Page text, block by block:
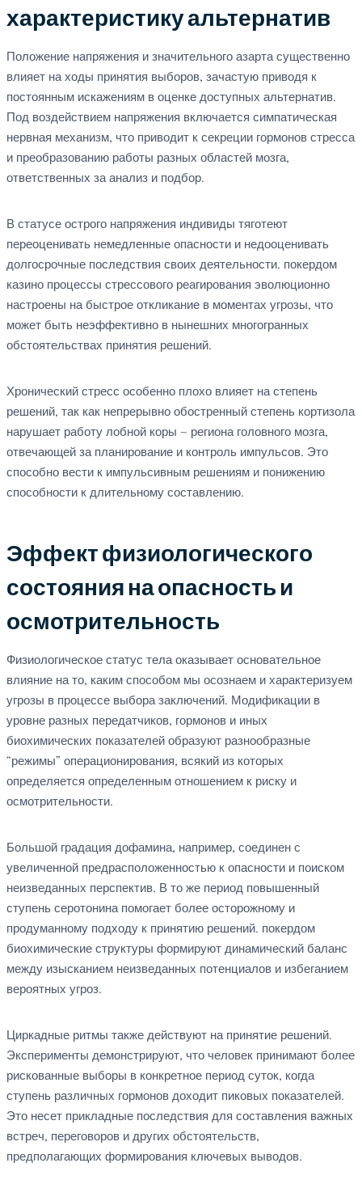
характеристику альтернатив
Положение напряжения и значительного азарта существенно
влияет на ходы принятия выборов, зачастую приводя к
постоянным искажениям в оценке доступных альтернатив.
Под воздействием напряжения включается симпатическая
нервная механизм, что приводит к секреции гормонов стресса
и преобразованию работы разных областей мозга,
ответственных за анализ и подбор.
В статусе острого напряжения индивиды тяготеют
переоценивать немедленные опасности и недооценивать
долгосрочные последствия своих деятельности. покердом
казино процессы стрессового реагирования эволюционно
настроены на быстрое откликание в моментах угрозы, что
может быть неэффективно в нынешних многогранных
обстоятельствах принятия решений.
Хронический стресс особенно плохо влияет на степень
решений, так как непрерывно обостренный степень кортизола
нарушает работу лобной коры — региона головного мозга,
отвечающей за планирование и контроль импульсов. Это
способно вести к импульсивным решениям и понижению
способности к длительному составлению.
Эффект физиологического
состояния на опасность и
осмотрительность
Физиологическое статус тела оказывает основательное
влияние на то, каким способом мы осознаем и характеризуем
угрозы в процессе выбора заключений. Модификации в
уровне разных передатчиков, гормонов и иных
биохимических показателей образуют разнообразные
“режимы” операционирования, всякий из которых
определяется определенным отношением к риску и
осмотрительности.
Большой градация дофамина, например, соединен с
увеличенной предрасположенностью к опасности и поиском
неизведанных перспектив. В то же период повышенный
ступень серотонина помогает более осторожному и
продуманному подходу к принятию решений. покердом
биохимические структуры формируют динамический баланс
между изысканием неизведанных потенциалов и избеганием
вероятных угроз.
Циркадные ритмы также действуют на принятие решений.
Эксперименты демонстрируют, что человек принимают более
рискованные выборы в конкретное период суток, когда
ступень различных гормонов доходит пиковых показателей.
Это несет прикладные последствия для составления важных
встреч, переговоров и других обстоятельств,
предполагающих формирования ключевых выводов.